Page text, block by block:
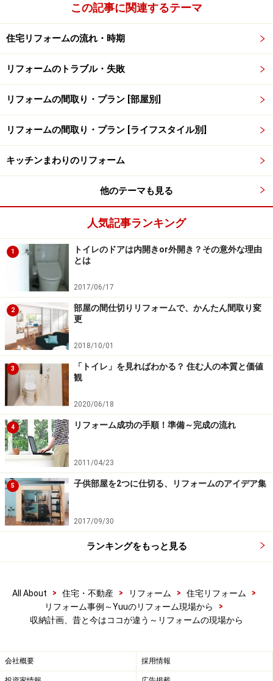
家の中の大型収納は、衣類をしまうための収納がメインに。
最近の収納計画では、押入れが無い家も増えています。
ない家が増えたからです。
特にマンションでは、より高効率な空間活用が求められ
るため、押入れが全く無い間取りも見かけるようになり
ました。
代わりに人気がある収納は、クローゼットです。家の中
の大型収納は、衣類をしまうための収納がメインになっ
ています。玄関にシューズクローゼットがあるプランも
人気です。どちらも共通点は、収納するモノが先にあ
り、それにあわせて収納を作るという計画方法であるこ
とです。
収納からモノへ降りてくる計画方法ではな
く、モノからアプローチする
人の暮らしに合わせて収納を作ることで、より快適に暮らせ
ひと昔前の収納計画は、なんでも仕舞えるようにざっく
りと大き目に作りました。しかしイマドキの暮らしで
は、どこに何をしまうかを決めてから、それにあわせて
収納計画を立てるという手順に変わっています。
ット、シューズクローゼットも目的にあわせて作る収納
です。まず収納ありき、そこからモノに降りてくるとい
う発想ではなく、モノから収納へアプローチするという
この記事に関連するテーマ
住宅リフォームの流れ・時期
リフォームのトラブル・失敗
リフォームの間取り・プラン [部屋別]
リフォームの間取り・プラン [ライフスタイル別]
キッチンまわりのリフォーム
他のテーマも見る
人気記事ランキング
1
トイレのドアは内開きor外開き？その意外な理由
とは
2017/06/17
2
部屋の間仕切りリフォームで、かんたん間取り変
更
2018/10/01
3
「トイレ」を見ればわかる？ 住む人の本質と価値
観
2020/06/18
4 リフォーム成功の手順！準備～完成の流れ
2011/04/23
5 子供部屋を2つに仕切る、リフォームのアイデア集
2017/09/30
ランキングをもっと見る
All About > 住宅・不動産 > リフォーム > 住宅リフォーム
>
リフォーム事例～Yuuのリフォーム現場から
>
収納計画、昔と今はココが違う～リフォームの現場から
会社概要 採用情報